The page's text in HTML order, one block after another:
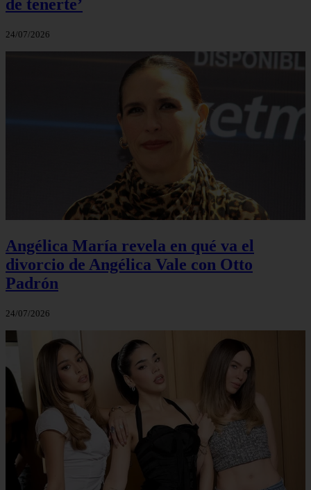
de tenerte’
24/07/2026
Angélica María revela en qué va el
divorcio de Angélica Vale con Otto
Padrón
24/07/2026